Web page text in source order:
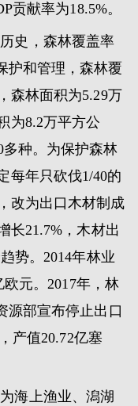
贡献率为18.5%。
史，森林覆盖率
护和管理，森林覆
森林面积为5.29万
为8.2万平方公
多种。为保护森林
每年只砍伐1/40的
改为出口木材制成
长21.7%，木材出
势。2014年林业
元。2017年，林
源部宣布停止出口
产值20.72亿塞
海上渔业、潟湖